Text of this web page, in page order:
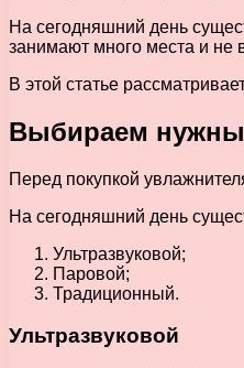
На сегодняшний день
занимают много места и не
В этой статье
Выбираем
Перед покупкой
На сегодняшний день
Ультразвуковой;
Паровой;
Традиционный.
Ультразвуковой